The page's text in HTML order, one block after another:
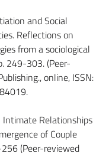
and Social
Reflections on
from a sociological
249-303. (Peer-
online, ISSN:
Intimate Relationships
of Couple
(Peer-reviewed